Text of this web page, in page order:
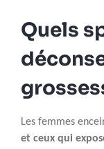
Quels
Les femmes
et ceux qui